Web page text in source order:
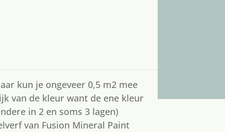
kun je ongeveer 0,5 m2 mee
van de kleur want de ene kleur
in 2 en soms 3 lagen)
van Fusion Mineral Paint